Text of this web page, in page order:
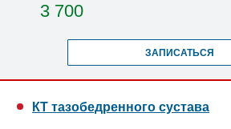
3 700
ЗАПИСАТЬСЯ
КТ тазобедренного сустава